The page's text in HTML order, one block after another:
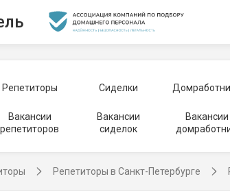
Репетиторы Сиделки
Вакансии
репетиторов
Вакансии
сиделок
Вакансии
Репетиторы в Санкт-Петербурге